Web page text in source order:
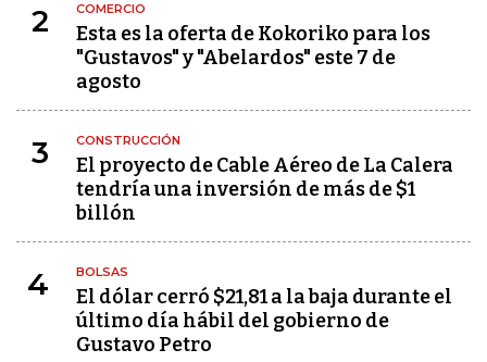
2 COMERCIO
Esta es la oferta de Kokoriko para los
"Gustavos" y "Abelardos" este 7 de
agosto
3 CONSTRUCCIÓN
El proyecto de Cable Aéreo de La Calera
tendría una inversión de más de $1
billón
4 BOLSAS
El dólar cerró $21,81 a la baja durante el
último día hábil del gobierno de
Gustavo Petro